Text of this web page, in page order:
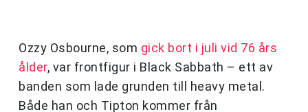
Ozzy Osbourne, som gick bort i juli vid 76 års
ålder, var frontfigur i Black Sabbath – ett av
banden som lade grunden till heavy metal.
Både han och Tipton kommer från